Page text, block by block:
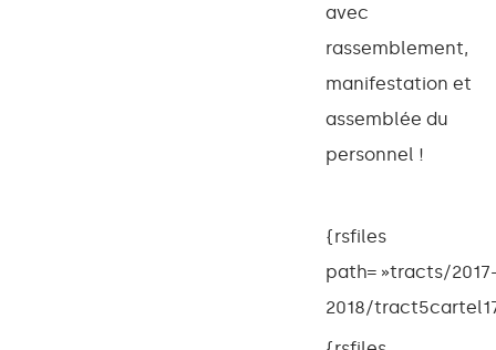
avec
rassemblement,
manifestation et
assemblée du
personnel !
{rsfiles
path= »tracts/2017-
2018/